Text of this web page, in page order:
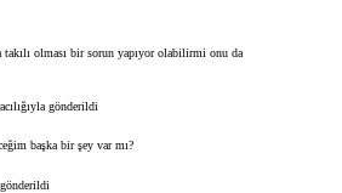
takılı olması bir sorun yapıyor olabilirmi onu da
gönderildi
başka bir şey var mı?